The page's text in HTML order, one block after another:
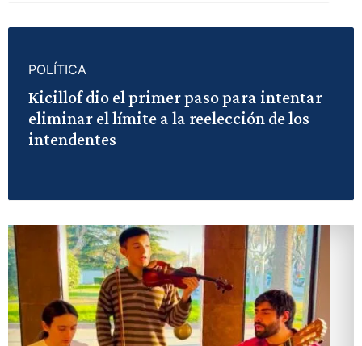
POLÍTICA
Kicillof dio el primer paso para intentar
eliminar el límite a la reelección de los
intendentes